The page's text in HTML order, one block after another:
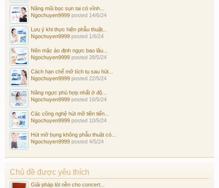
Nâng mũi bọc sụn tai có vĩnh...
Ngochuyen9999 posted 14/6/24
Lưu ý khi thực hiện phẫu thuật...
Ngochuyen9999 posted 1/6/24
Nên mặc áo định ngực bao lâu...
Ngochuyen9999 posted 28/5/24
Cách hạn chế mỡ tích tụ sau hút...
Ngochuyen9999 posted 22/5/24
Nâng ngực phù hợp nhất ở độ...
Ngochuyen9999 posted 16/5/24
Các công nghệ hút mỡ tiên tiến...
Ngochuyen9999 posted 10/5/24
Hút mỡ bụng không phẫu thuật có...
Ngochuyen9999 posted 4/5/24
Chủ đề được yêu thích
Giải pháp lót nền cho concert...